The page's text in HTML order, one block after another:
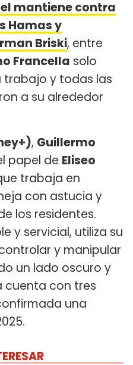
mantiene contra
Hamas y
Briski, entre
Francella solo
trabajo y todas las
a su alrededor
, Guillermo
papel de Eliseo
trabaja en
con astucia y
los residentes.
y servicial, utiliza su
y manipular
un lado oscuro y
cuenta con tres
una